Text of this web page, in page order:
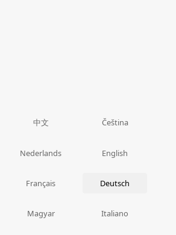
中文 Čeština
Nederlands English
Français Deutsch
Magyar Italiano